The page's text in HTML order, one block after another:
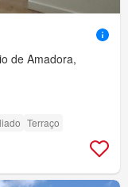
de Amadora,
Terraço